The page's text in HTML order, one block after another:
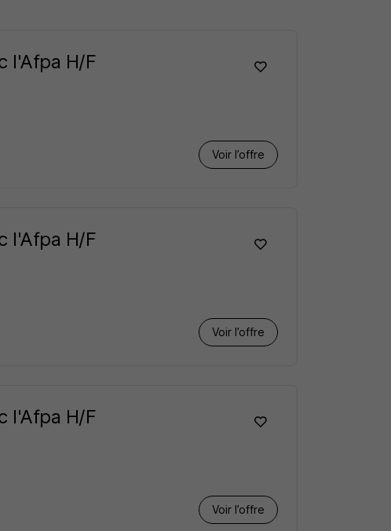
l'Afpa H/F
Voir l’offre
l'Afpa H/F
Voir l’offre
l'Afpa H/F
Voir l’offre